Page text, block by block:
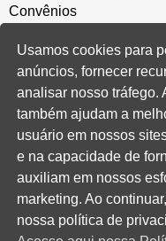
Convênios
Salão de Festa
Política de Privacidade
CONVENÇÃO COLETIVA
Convenções Coletivas
Banco do Brasil
Caixa Econômica
Banrisul
Usamos cookies para
anúncios, fornecer
analisar nosso tráfego.
também ajudam a
usuário em nossos
e na capacidade de
auxiliam em nossos
marketing. Ao
nossa política de